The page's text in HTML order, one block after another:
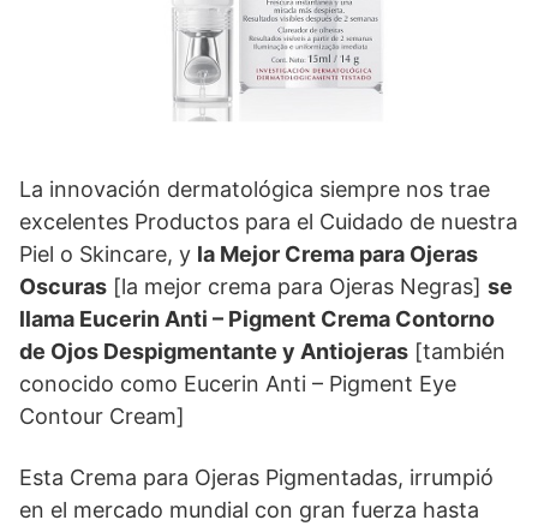
La innovación dermatológica siempre nos trae
excelentes Productos para el Cuidado de nuestra
Piel o Skincare, y la Mejor Crema para Ojeras
Oscuras [la mejor crema para Ojeras Negras] se
llama Eucerin Anti – Pigment Crema Contorno
de Ojos Despigmentante y Antiojeras [también
conocido como Eucerin Anti – Pigment Eye
Contour Cream]
Esta Crema para Ojeras Pigmentadas, irrumpió
en el mercado mundial con gran fuerza hasta